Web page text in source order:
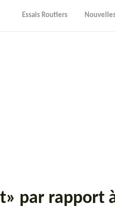
Essais Routiers
par rapport